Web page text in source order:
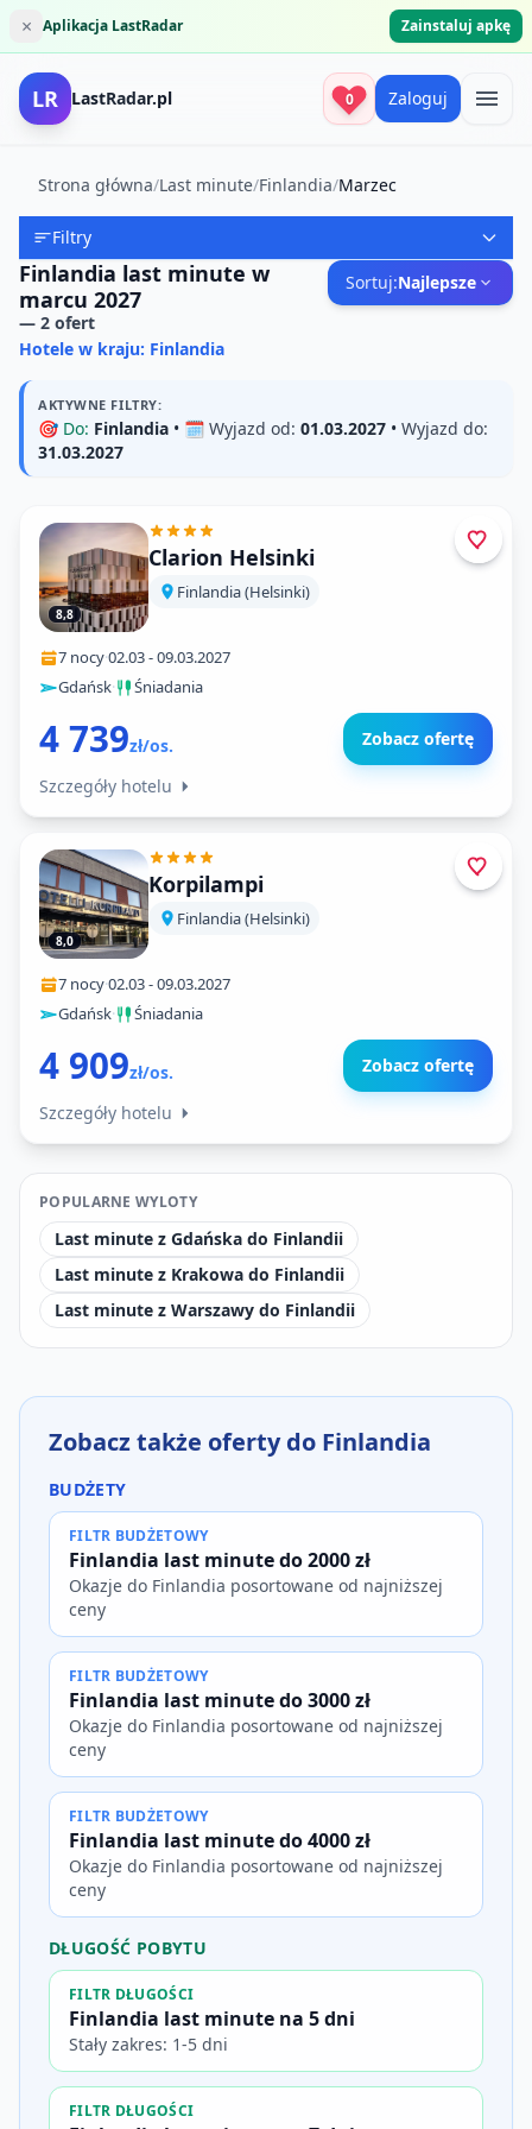
× Aplikacja LastRadar Zainstaluj apkę
LR LastRadar.pl 0 Zaloguj
Strona główna/Last minute/Finlandia/Marzec
Filtry
Finlandia last minute w
marcu 2027
— 2 ofert
Sortuj:Najlepsze
Hotele w kraju: Finlandia
AKTYWNE FILTRY:
🎯 Do: Finlandia • 🗓️ Wyjazd od: 01.03.2027 • Wyjazd do:
31.03.2027
8,8
Clarion Helsinki
Finlandia (Helsinki)
7 nocy·02.03-09.03.2027
Gdańsk· Śniadania
4 739zł/os. Zobacz ofertę
Szczegóły hotelu
8,0
Korpilampi
Finlandia (Helsinki)
7 nocy·02.03-09.03.2027
Gdańsk· Śniadania
4 909zł/os. Zobacz ofertę
Szczegóły hotelu
POPULARNE WYLOTY
Last minute z Gdańska do Finlandii
Last minute z Krakowa do Finlandii
Last minute z Warszawy do Finlandii
Zobacz także oferty do Finlandia
BUDŻETY
FILTR BUDŻETOWY
Finlandia last minute do 2000 zł
Okazje do Finlandia posortowane od najniższej
ceny
FILTR BUDŻETOWY
Finlandia last minute do 3000 zł
Okazje do Finlandia posortowane od najniższej
ceny
FILTR BUDŻETOWY
Finlandia last minute do 4000 zł
Okazje do Finlandia posortowane od najniższej
ceny
DŁUGOŚĆ POBYTU
FILTR DŁUGOŚCI
Finlandia last minute na 5 dni
Stały zakres: 1-5 dni
FILTR DŁUGOŚCI